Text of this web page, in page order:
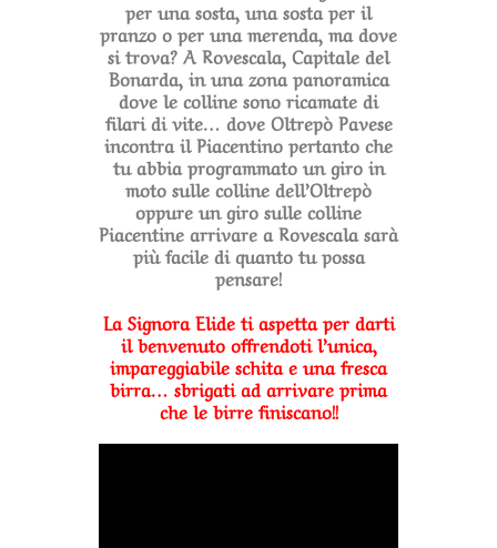
per una sosta, una sosta per il
pranzo o per una merenda, ma dove
si trova? A Rovescala, Capitale del
Bonarda, in una zona panoramica
dove le colline sono ricamate di
filari di vite… dove Oltrepò Pavese
incontra il Piacentino pertanto che
tu abbia programmato un giro in
moto sulle colline dell’Oltrepò
oppure un giro sulle colline
Piacentine arrivare a Rovescala sarà
più facile di quanto tu possa
pensare!
La Signora Elide ti aspetta per darti
il benvenuto offrendoti l’unica,
impareggiabile schita e una fresca
birra… sbrigati ad arrivare prima
che le birre finiscano!!